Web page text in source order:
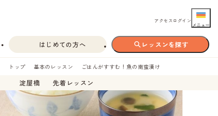
アクセス ログイン
メニュー
はじめての方へ レッスンを探す
トップ 基本のレッスン ごはんがすすむ！魚の南蛮漬け
淀屋橋 先着レッスン